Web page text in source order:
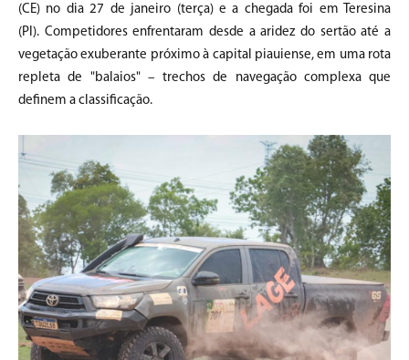
(CE) no dia 27 de janeiro (terça) e a chegada foi em Teresina
(PI). Competidores enfrentaram desde a aridez do sertão até a
vegetação exuberante próximo à capital piauiense, em uma rota
repleta de "balaios" – trechos de navegação complexa que
definem a classificação.